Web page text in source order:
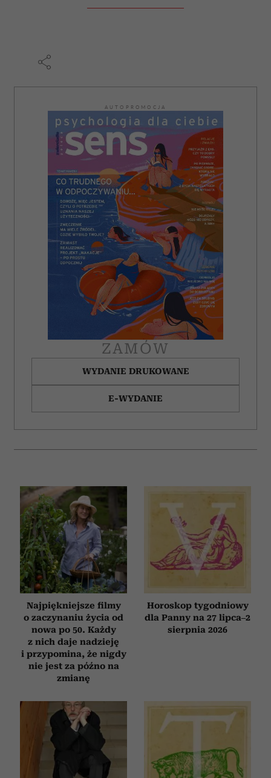
Partnerzy mogą połączyć te informacje z innymi danymi
AUTOPROMOCJA
ZAMÓW
WYDANIE DRUKOWANE
E-WYDANIE
Najpiękniejsze filmy
o zaczynaniu życia od
nowa po 50. Każdy
z nich daje nadzieję
i przypomina, że nigdy
nie jest za późno na
zmianę
Horoskop tygodniowy
dla Panny na 27 lipca–2
sierpnia 2026